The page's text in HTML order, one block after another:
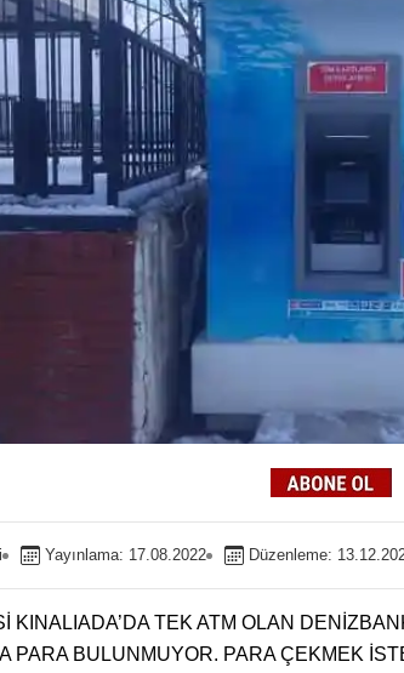
Yayınlama: 17.08.2022 Düzenleme:
KINALIADA’DA TEK ATM OLAN
PARA BULUNMUYOR. PARA ÇEKMEK